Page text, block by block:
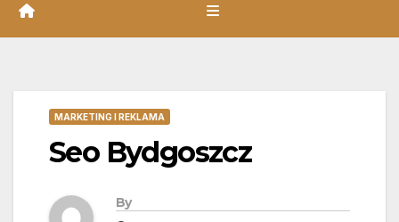
MARKETING I REKLAMA
Seo Bydgoszcz
By